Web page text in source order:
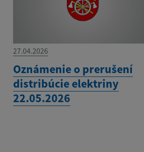
27.04.2026
Oznámenie o prerušení
distribúcie elektriny
22.05.2026